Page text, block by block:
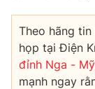
Theo hãng
họp tại Điện
đỉnh Nga - Mỹ
mạnh ngay